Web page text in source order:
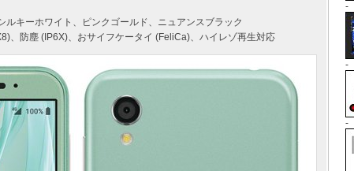
ルキーホワイト、ピンクゴールド、ニュアンスブラック
、防塵 (IP6X)、おサイフケータイ (FeliCa)、ハイレゾ再生対応
-
-
-